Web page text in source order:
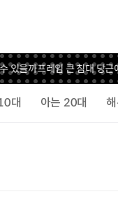
있을까프레임 큰 침대 당근
대 아는 20대